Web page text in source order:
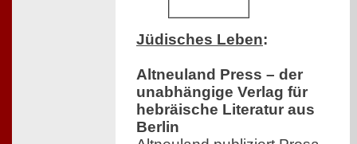
Jüdisches Leben:
Altneuland Press – der
unabhängige Verlag für
hebräische Literatur aus
Berlin